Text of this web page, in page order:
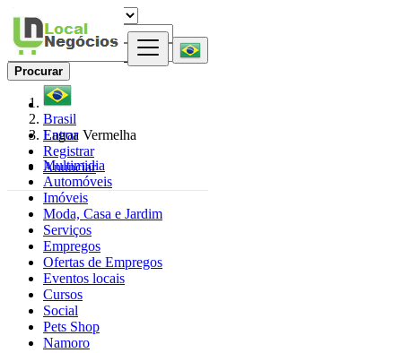
Entrar
Registrar
Anunciar
Procurar
Brasil
Lagoa Vermelha
Multimidia
Automóveis
Imóveis
Moda, Casa e Jardim
Serviços
Empregos
Ofertas de Empregos
Eventos locais
Cursos
Social
Pets Shop
Namoro